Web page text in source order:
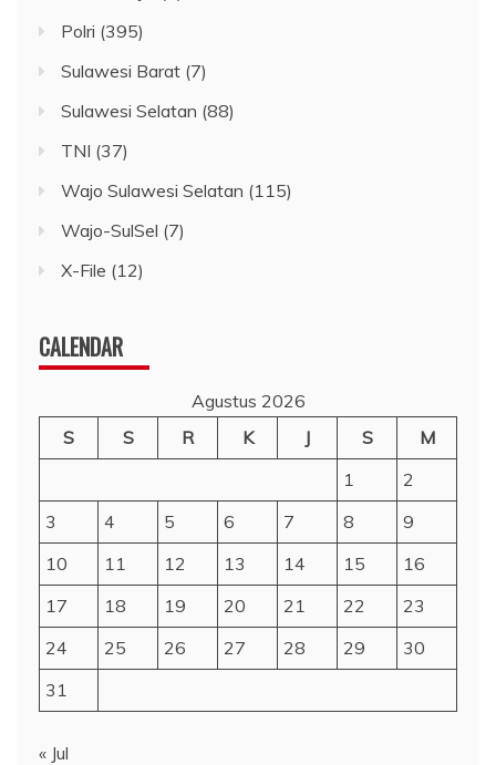
Polri (395)
Sulawesi Barat (7)
Sulawesi Selatan (88)
TNI (37)
Wajo Sulawesi Selatan (115)
Wajo-SulSel (7)
X-File (12)
CALENDAR
Agustus 2026
S
S R K J S
M
1
2
3
4 5 6 7 8
9
10
11 12 13 14 15
16
17
18 19 20 21 22
23
24
25 26 27 28 29
30
31
« Jul